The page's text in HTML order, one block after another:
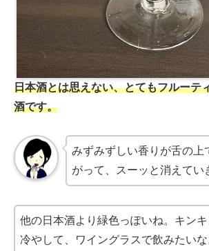
日本酒とは思えない、とてもフルーテ
酒です。
みずみずしい香りが舌の上
がって、スーッと消えてい
他の日本酒より緑色っぽいね。キンキ
冷やして、ワイングラスで飲みたいな